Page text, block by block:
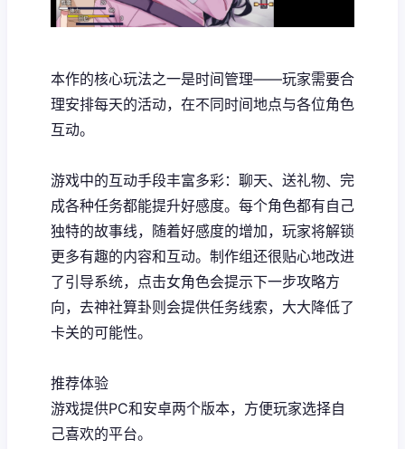
本作的核心玩法之一是时间管理——玩家需要合
理安排每天的活动，在不同时间地点与各位角色
互动。
游戏中的​​互动手段丰富多彩​​：聊天、送礼物、完
成各种任务都能提升好感度。每个角色都有自己
独特的故事线，随着好感度的增加，玩家将解锁
更多有趣的内容和互动。制作组还很贴心地改进
了引导系统，点击女角色会提示下一步攻略方
向，去神社算卦则会提供任务线索，大大降低了
卡关的可能性。
推荐体验
游戏提供PC和安卓两个版本，方便玩家选择自
己喜欢的平台。